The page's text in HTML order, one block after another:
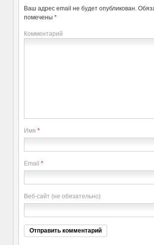
Ваш адрес email не будет опубликован.
помечены *
Комментарий
Имя *
Email *
Веб-сайт (не обязательно)